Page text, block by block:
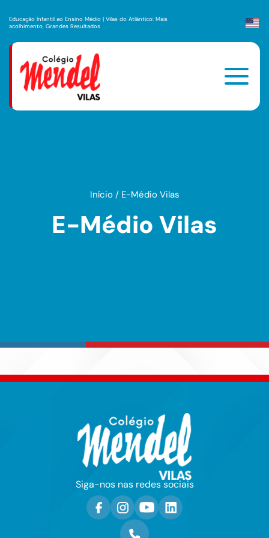
Educação Infantil ao Ensino Médio | Vilas do Atlântico: Mais
acolhimento, Grandes Resultados
Início/ E-Médio Vilas
E-Médio Vilas
Siga-nos nas redes sociais